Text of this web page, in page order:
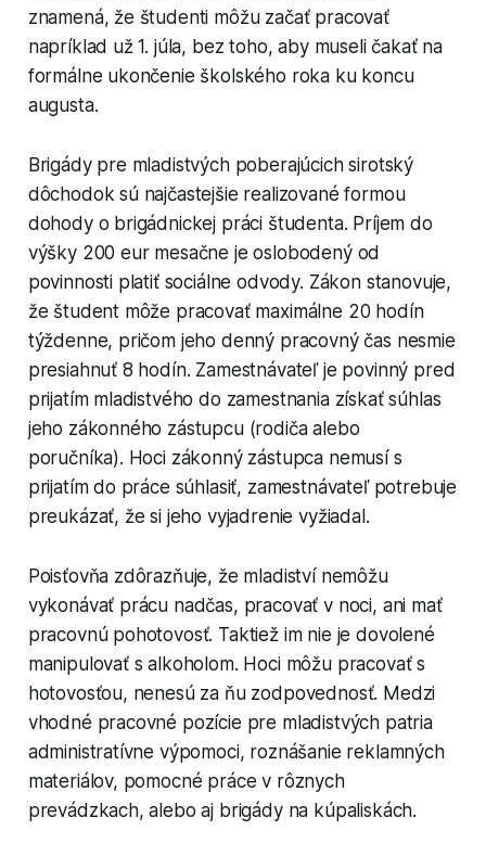
znamená, že študenti môžu začať pracovať
napríklad už 1. júla, bez toho, aby museli čakať na
formálne ukončenie školského roka ku koncu
augusta.
Brigády pre mladistvých poberajúcich sirotský
dôchodok sú najčastejšie realizované formou
dohody o brigádnickej práci študenta. Príjem do
výšky 200 eur mesačne je oslobodený od
povinnosti platiť sociálne odvody. Zákon stanovuje,
že študent môže pracovať maximálne 20 hodín
týždenne, pričom jeho denný pracovný čas nesmie
presiahnuť 8 hodín. Zamestnávateľ je povinný pred
prijatím mladistvého do zamestnania získať súhlas
jeho zákonného zástupcu (rodiča alebo
poručníka). Hoci zákonný zástupca nemusí s
prijatím do práce súhlasiť, zamestnávateľ potrebuje
preukázať, že si jeho vyjadrenie vyžiadal.
Poisťovňa zdôrazňuje, že mladiství nemôžu
vykonávať prácu nadčas, pracovať v noci, ani mať
pracovnú pohotovosť. Taktiež im nie je dovolené
manipulovať s alkoholom. Hoci môžu pracovať s
hotovosťou, nenesú za ňu zodpovednosť. Medzi
vhodné pracovné pozície pre mladistvých patria
administratívne výpomoci, roznášanie reklamných
materiálov, pomocné práce v rôznych
prevádzkach, alebo aj brigády na kúpaliskách.